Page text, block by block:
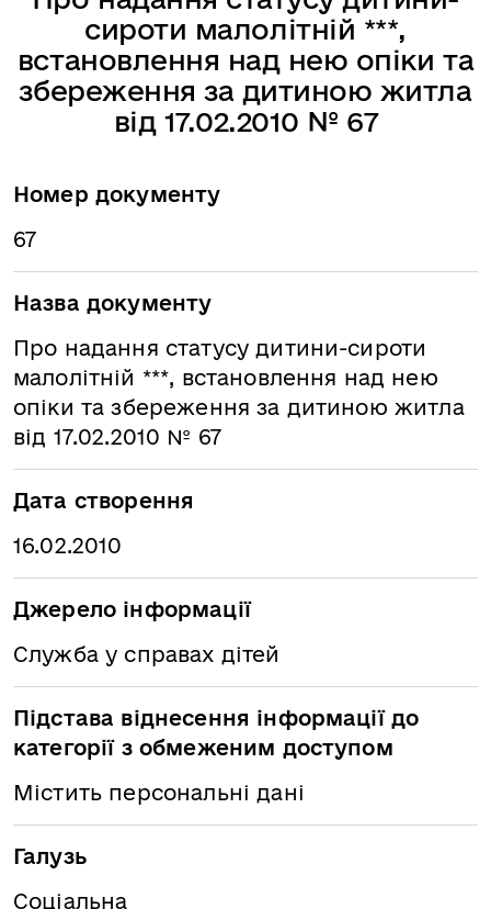
сироти малолітній ***,
встановлення над нею опіки та
збереження за дитиною житла
від 17.02.2010 № 67
Номер документу
67
Назва документу
Про надання статусу дитини-сироти
малолітній ***, встановлення над нею
опіки та збереження за дитиною житла
від 17.02.2010 № 67
Дата створення
16.02.2010
Джерело інформації
Служба у справах дітей
Підстава віднесення інформації до
категорії з обмеженим доступом
Містить персональні дані
Галузь
Соціальна